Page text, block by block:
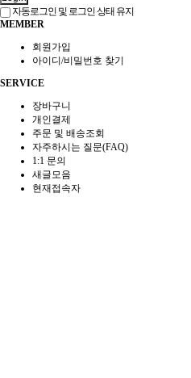
자동로그인 및 로그인 상태 유지
MEMBER
회원가입
아이디/비밀번호 찾기
SERVICE
장바구니
개인결제
주문 및 배송조회
자주하시는 질문(FAQ)
1:1 문의
새글모음
현재접속자